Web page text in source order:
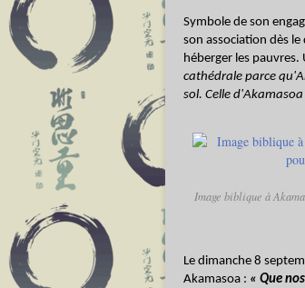
Symbole de son
son association dès
héberger les pauvres.
cathédrale parce
sol. Celle
Image biblique à
Le dimanche 8
Akamasoa : « Que